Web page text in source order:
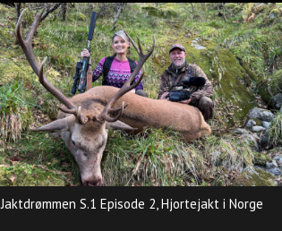
Jaktdrømmen S.1 Episode 2, Hjortejakt i Norge